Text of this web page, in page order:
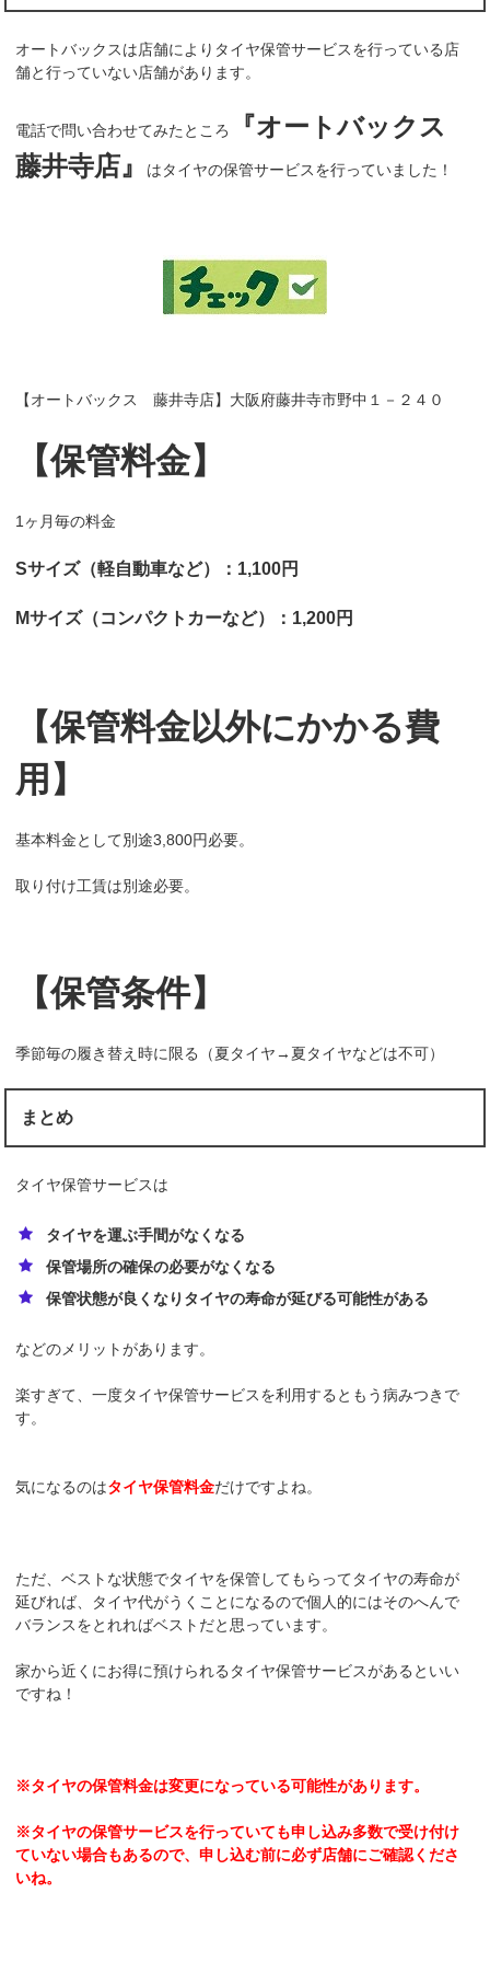
オートバックスは店舗によりタイヤ保管サービスを行っている店
舗と行っていない店舗があります。
電話で問い合わせてみたところ
『オートバックス
藤井寺店』
はタイヤの保管サービスを行っていました！
【オートバックス 藤井寺店】大阪府藤井寺市野中１－２４０
【保管料金】
1ヶ月毎の料金
Sサイズ（軽自動車など）：1,100円
Mサイズ（コンパクトカーなど）：1,200円
【保管料金以外にかかる費
用】
基本料金として別途3,800円必要。
取り付け工賃は別途必要。
【保管条件】
季節毎の履き替え時に限る（夏タイヤ→夏タイヤなどは不可）
まとめ
タイヤ保管サービスは
タイヤを運ぶ手間がなくなる
保管場所の確保の必要がなくなる
保管状態が良くなりタイヤの寿命が延びる可能性がある
などのメリットがあります。
楽すぎて、一度タイヤ保管サービスを利用するともう病みつきで
す。
気になるのはタイヤ保管料金だけですよね。
ただ、ベストな状態でタイヤを保管してもらってタイヤの寿命が
延びれば、タイヤ代がうくことになるので個人的にはそのへんで
バランスをとれればベストだと思っています。
家から近くにお得に預けられるタイヤ保管サービスがあるといい
ですね！
※タイヤの保管料金は変更になっている可能性があります。
※タイヤの保管サービスを行っていても申し込み多数で受け付け
ていない場合もあるので、申し込む前に必ず店舗にご確認くださ
いね。